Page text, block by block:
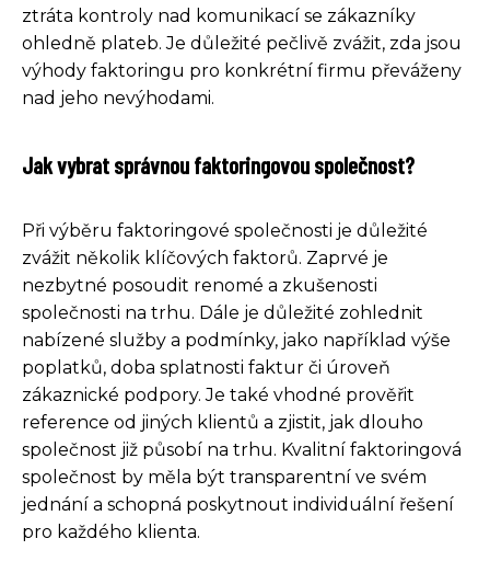
ztráta kontroly nad komunikací se zákazníky
ohledně plateb. Je důležité pečlivě zvážit, zda jsou
výhody faktoringu pro konkrétní firmu převáženy
nad jeho nevýhodami.
Jak vybrat správnou faktoringovou společnost?
Při výběru faktoringové společnosti je důležité
zvážit několik klíčových faktorů. Zaprvé je
nezbytné posoudit renomé a zkušenosti
společnosti na trhu. Dále je důležité zohlednit
nabízené služby a podmínky, jako například výše
poplatků, doba splatnosti faktur či úroveň
zákaznické podpory. Je také vhodné prověřit
reference od jiných klientů a zjistit, jak dlouho
společnost již působí na trhu. Kvalitní faktoringová
společnost by měla být transparentní ve svém
jednání a schopná poskytnout individuální řešení
pro každého klienta.